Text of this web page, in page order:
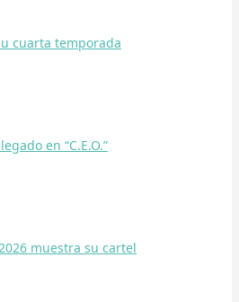
cuarta temporada
en “C.E.O.”
muestra su cartel